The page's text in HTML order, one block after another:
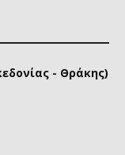
- Θράκης)